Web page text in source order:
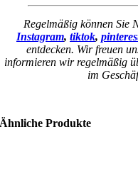
Regelmäßig können Sie
Instagram, tiktok,
entdecken. Wir freuen
informieren wir regelmäßig
im
Ähnliche Produkte